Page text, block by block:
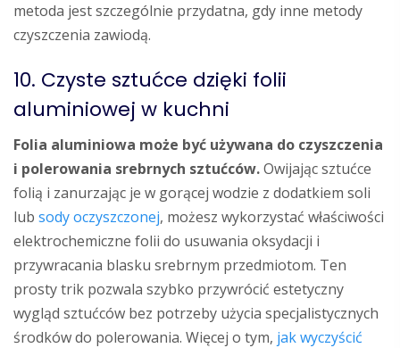
metoda jest szczególnie przydatna, gdy inne metody
czyszczenia zawiodą.
10. Czyste sztućce dzięki folii
aluminiowej w kuchni
Folia aluminiowa może być używana do czyszczenia
i polerowania srebrnych sztućców.Owijając sztućce
folią i zanurzając je w gorącej wodzie z dodatkiem soli
lub sody oczyszczonej, możesz wykorzystać właściwości
elektrochemiczne folii do usuwania oksydacji i
przywracania blasku srebrnym przedmiotom. Ten
prosty trik pozwala szybko przywrócić estetyczny
wygląd sztućców bez potrzeby użycia specjalistycznych
środków do polerowania. Więcej o tym, jak wyczyścić